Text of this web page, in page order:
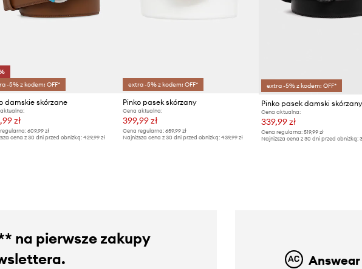
-5% z kodem: OFF*
damskie skórzane
zł
609,99 zł
cena z 30 dni przed obniżką:429,99 zł
extra -5% z kodem: OFF*
Pinko pasek skórzany
Cena aktualna:
399,99 zł
Cena regularna: 659,99 zł
Najniższa cena z 30 dni przed obniżką: 439,99 zł
extra -5% z kodem: OFF*
Pinko pasek damski skórzany
Cena aktualna:
339,99 zł
Cena regularna: 519,99 zł
Najniższa cena z 30 dni przed obniżką:
na pierwsze zakupy